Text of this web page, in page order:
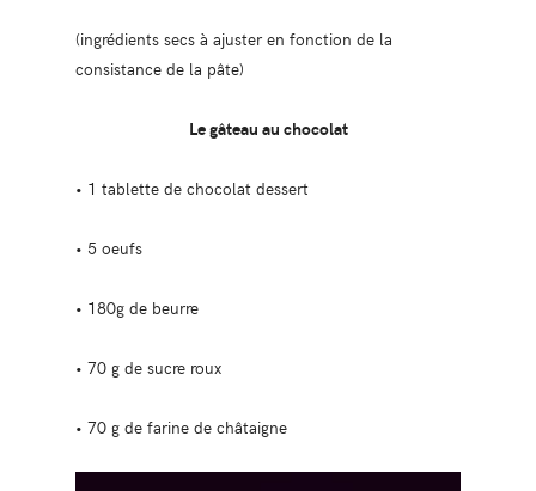
(ingrédients secs à ajuster en fonction de la
consistance de la pâte)
Le gâteau au chocolat
• 1 tablette de chocolat dessert
• 5 oeufs
• 180g de beurre
• 70 g de sucre roux
• 70 g de farine de châtaigne